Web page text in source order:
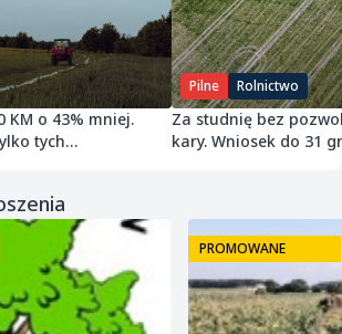
KM o 43% mniej.
tych
Pilne Rolnictwo
Za studnię bez
kary. Wniosek do 31
PROMOWANE